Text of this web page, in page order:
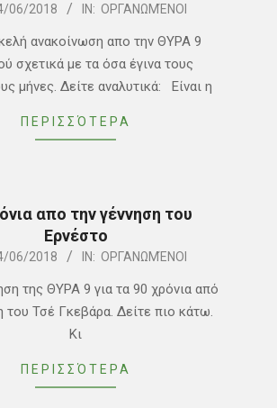
06/2018 IN: ΟΡΓΑΝΩΜΈΝΟΙ
ανακοίνωση απο την ΘΥΡΑ 9
σχετικά με τα όσα έγινα τους
μήνες. Δείτε αναλυτικά: Είναι η
ΠΕΡΙΣΣΌΤΕΡΑ
απο την γέννηση του
Ερνέστο
06/2018 IN: ΟΡΓΑΝΩΜΈΝΟΙ
της ΘΥΡΑ 9 για τα 90 χρόνια από
του Τσέ Γκεβάρα. Δείτε πιο κάτω.
Κι
ΠΕΡΙΣΣΌΤΕΡΑ